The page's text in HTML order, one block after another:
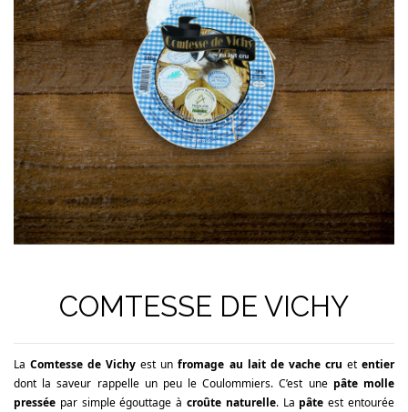
COMTESSE DE VICHY
LaComtesse de Vichy est unfromage au lait de vache cru etentier
dont la saveur rappelle un peu le Coulommiers. C’est une pâte molle
pressée par simple égouttage à croûte naturelle. La pâte est entourée